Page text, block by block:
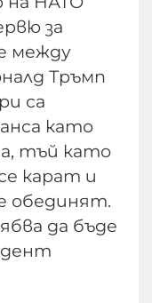
за
между
Тръмп
са
като
тъй като
карат и
обединят.
да бъде